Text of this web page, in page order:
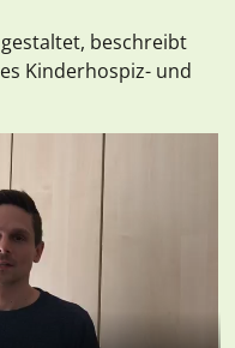
beschreibt
Kinderhospiz- und